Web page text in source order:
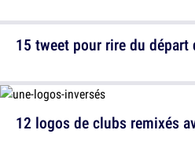
12 logos de clubs remixés
15 tweet pour rire du départ